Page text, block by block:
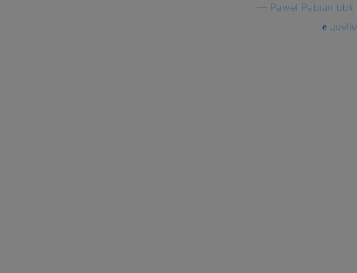
Pawel Pabian bbkr
quelle